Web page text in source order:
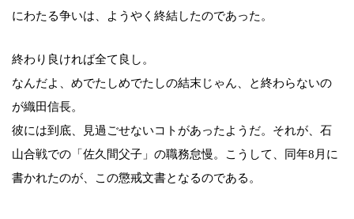
にわたる争いは、ようやく終結したのであった。
終わり良ければ全て良し。
なんだよ、めでたしめでたしの結末じゃん、と終わらないの
が織田信長。
彼には到底、見過ごせないコトがあったようだ。それが、石
山合戦での「佐久間父子」の職務怠慢。こうして、同年8月に
書かれたのが、この懲戒文書となるのである。